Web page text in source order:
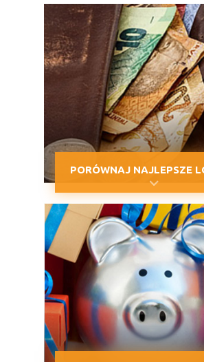
PORÓWNAJ NAJLEPSZE